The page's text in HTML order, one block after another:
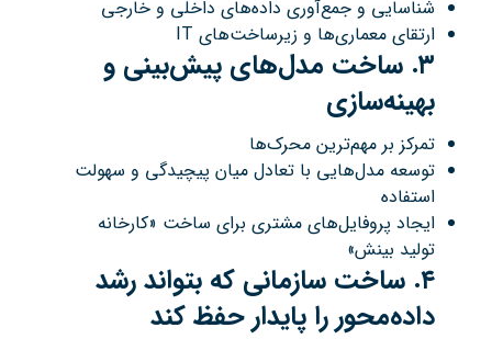
شناسایی و جمع‌آوری داده‌های داخلی و خارجی
ارتقای معماری‌ها و زیرساخت‌های IT
۳.ساخت مدل‌های پیش‌بینی و
بهینه‌سازی
تمرکز بر مهم‌ترین محرک‌ها
توسعه مدل‌هایی با تعادل میان پیچیدگی و سهولت
استفاده
ایجاد پروفایل‌های مشتری برای ساخت «کارخانه
تولید بینش»
۴.ساخت سازمانی که بتواند رشد
داده‌محور را پایدار حفظ کند